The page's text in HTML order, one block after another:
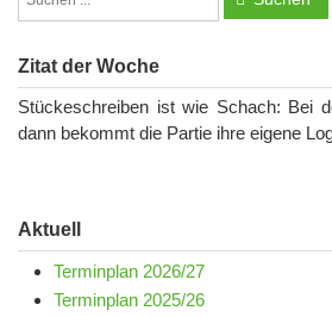
Zitat der Woche
Stückeschreiben ist wie Schach: Bei
dann bekommt die Partie ihre eigene
Aktuell
Terminplan 2026/27
Terminplan 2025/26